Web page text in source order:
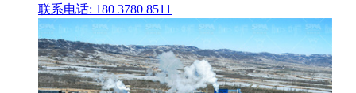
联系电话: 180 3780 8511